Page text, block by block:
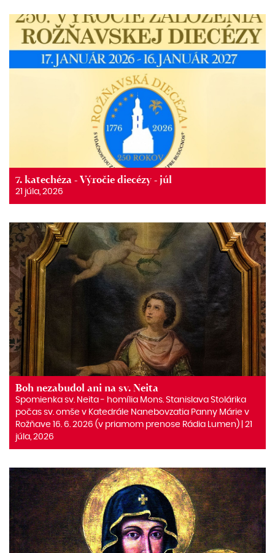
7. katechéza - Výročie diecézy - júl
21 júla, 2026
Boh nezabudol ani na sv. Neita
Spomienka sv. Neita ‒ homília Mons. Stanislava Stolárika
počas sv. omše v Katedrále Nanebovzatia Panny Márie v
Rožňave 16. 6. 2026 (v priamom prenose Rádia Lumen) | 21
júla, 2026